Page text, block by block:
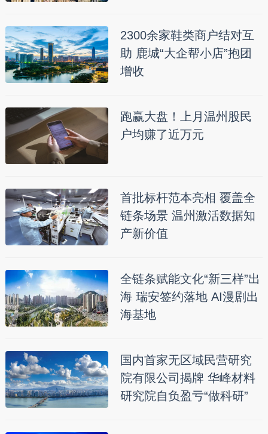
2300余家鞋类商户结对互
助 鹿城“大企帮小店”抱团
增收
跑赢大盘！上月温州股民
户均赚了近万元
首批标杆范本亮相 覆盖全
链条场景 温州激活数据知
产新价值
全链条赋能文化“新三样”出
海 瑞安签约落地 AI漫剧出
海基地
国内首家无区域民营研究
院有限公司揭牌 华峰材料
研究院自负盈亏“做科研”